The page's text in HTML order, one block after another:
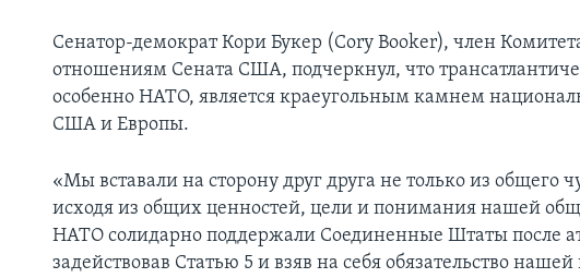
Сенатор-демократ Кори Букер (Cory Booker), член
отношениям Сената США, подчеркнул, что
особенно НАТО, является краеугольным камнем
США и Европы.
«Мы вставали на сторону друг друга не только из общего
исходя из общих ценностей, цели и понимания нашей
НАТО солидарно поддержали Соединенные Штаты после
задействовав Статью 5 и взяв на себя обязательство